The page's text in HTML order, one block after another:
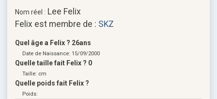
Nom réel : Lee Felix
Felix est membre de : SKZ
Quel âge a Felix ? 26ans
Date de Naissance: 15/09/2000
Quelle taille fait Felix ? 0
Taille: cm
Quelle poids fait Felix ?
Poids: